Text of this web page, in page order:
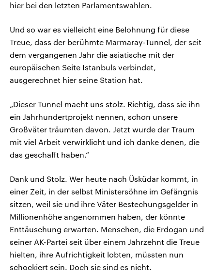
hier bei den letzten Parlamentswahlen.
Und so war es vielleicht eine Belohnung für diese
Treue, dass der berühmte Marmaray-Tunnel, der seit
dem vergangenen Jahr die asiatische mit der
europäischen Seite Istanbuls verbindet,
ausgerechnet hier seine Station hat.
„Dieser Tunnel macht uns stolz. Richtig, dass sie ihn
ein Jahrhundertprojekt nennen, schon unsere
Großväter träumten davon. Jetzt wurde der Traum
mit viel Arbeit verwirklicht und ich danke denen, die
das geschafft haben.“
Dank und Stolz. Wer heute nach Üsküdar kommt, in
einer Zeit, in der selbst Ministersöhne im Gefängnis
sitzen, weil sie und ihre Väter Bestechungsgelder in
Millionenhöhe angenommen haben, der könnte
Enttäuschung erwarten. Menschen, die Erdogan und
seiner AK-Partei seit über einem Jahrzehnt die Treue
hielten, ihre Aufrichtigkeit lobten, müssten nun
schockiert sein. Doch sie sind es nicht.